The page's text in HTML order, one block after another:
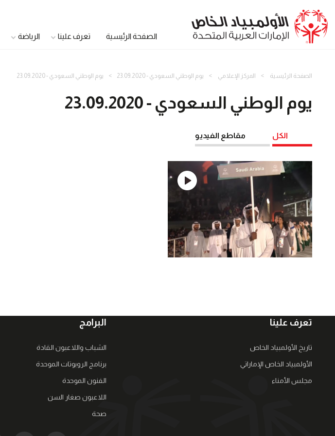
الصفحة الرئيسية تعرف علينا الرياضة
الصفحة الرئيسية المركز الإعلامي يوم الوطني السعودي - 23.09.2020 يوم الوطني السعودي - 23.09.2020
يوم الوطني السعودي - 23.09.2020
الكل مقاطع الفيديو
تعرف علينا
تاريخ الأولمبياد الخاص
الأولمبياد الخاص الإماراتي
مجلس الأمناء
البرامج
الشباب واللاعبون القادة
برنامج الروبوتات الموحدة
الفنون الموحدة
اللاعبون صغار السن
صحة